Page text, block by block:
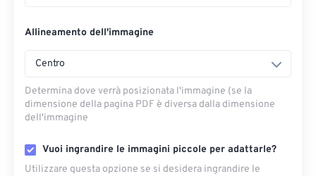
Allineamento dell'immagine
Centro
Determina dove verrà posizionata l'immagine (se la
dimensione della pagina PDF è diversa dalla dimensione
dell'immagine
Vuoi ingrandire le immagini piccole per adattarle?
Utilizzare questa opzione se si desidera ingrandire le